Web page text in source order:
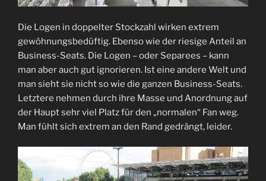
Die Logen in doppelter Stockzahl wirken extrem
gewöhnungsbedüftig. Ebenso wie der riesige Anteil an
Business-Seats. Die Logen – oder Separees – kann
man aber auch gut ignorieren. Ist eine andere Welt und
man sieht sie nicht so wie die ganzen Business-Seats.
Letztere nehmen durch ihre Masse und Anordnung auf
der Haupt sehr viel Platz für den „normalen“ Fan weg.
Man fühlt sich extrem an den Rand gedrängt, leider.